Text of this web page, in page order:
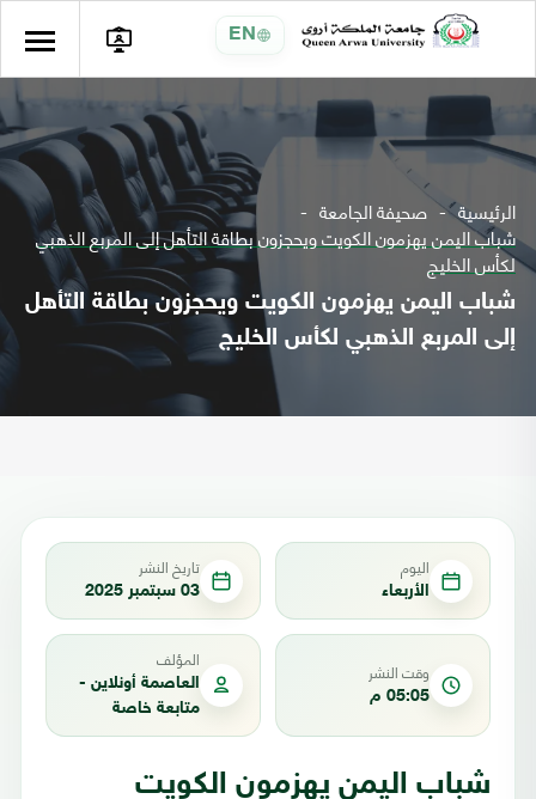
EN
الرئيسية صحيفة الجامعة
شباب اليمن يهزمون الكويت ويحجزون بطاقة التأهل إلى المربع الذهبي
لكأس الخليج
شباب اليمن يهزمون الكويت ويحجزون بطاقة التأهل
إلى المربع الذهبي لكأس الخليج
اليوم
الأربعاء
تاريخ النشر
03 سبتمبر 2025
وقت النشر
05:05 م
المؤلف
العاصمة أونلاين -
متابعة خاصة
شباب اليمن يهزمون الكويت